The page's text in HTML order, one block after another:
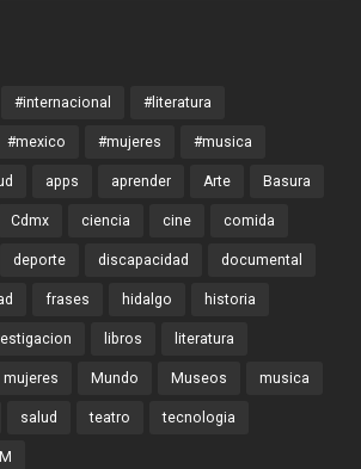
#internacional #literatura
#mexico #mujeres #musica
apps aprender Arte Basura
Cdmx ciencia cine comida
deporte discapacidad documental
frases hidalgo historia
libros literatura
mujeres Mundo Museos musica
salud teatro tecnologia